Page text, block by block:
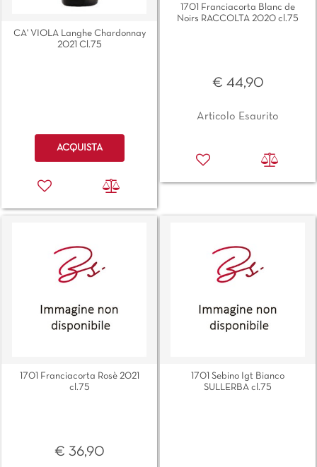
CA' VIOLA Langhe Chardonnay
2021 Cl.75
Quantità
ACQUISTA
1701 Franciacorta Blanc de
Noirs RACCOLTA 2020 cl.75
€ 44,90
Articolo Esaurito
1701 Franciacorta Rosè 2021
cl.75
€ 36,90
1701 Sebino Igt Bianco
SULLERBA cl.75